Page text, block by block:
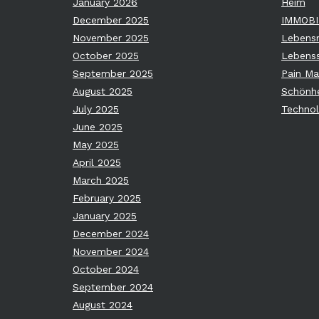
December 2025
November 2025
October 2025
September 2025
August 2025
July 2025
June 2025
May 2025
April 2025
March 2025
February 2025
January 2025
December 2024
November 2024
October 2024
September 2024
August 2024
Pain